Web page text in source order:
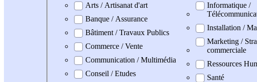
Arts / Artisanat d'art
Banque / Assurance
Bâtiment / Travaux Publics
Commerce / Vente
Communication / Multimédia
Conseil / Etudes
Informatique /
Installation /
Marketing /
commerciale
Ressources
Santé